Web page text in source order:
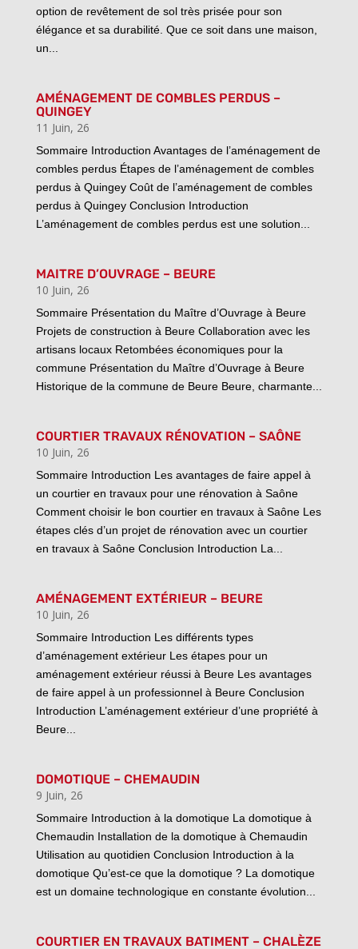
option de revêtement de sol très prisée pour son
élégance et sa durabilité. Que ce soit dans une maison,
un...
AMÉNAGEMENT DE COMBLES PERDUS –
QUINGEY
11 Juin, 26
Sommaire Introduction Avantages de l’aménagement de
combles perdus Étapes de l’aménagement de combles
perdus à Quingey Coût de l’aménagement de combles
perdus à Quingey Conclusion Introduction
L’aménagement de combles perdus est une solution...
MAITRE D’OUVRAGE – BEURE
10 Juin, 26
Sommaire Présentation du Maître d’Ouvrage à Beure
Projets de construction à Beure Collaboration avec les
artisans locaux Retombées économiques pour la
commune Présentation du Maître d’Ouvrage à Beure
Historique de la commune de Beure Beure, charmante...
COURTIER TRAVAUX RÉNOVATION – SAÔNE
10 Juin, 26
Sommaire Introduction Les avantages de faire appel à
un courtier en travaux pour une rénovation à Saône
Comment choisir le bon courtier en travaux à Saône Les
étapes clés d’un projet de rénovation avec un courtier
en travaux à Saône Conclusion Introduction La...
AMÉNAGEMENT EXTÉRIEUR – BEURE
10 Juin, 26
Sommaire Introduction Les différents types
d’aménagement extérieur Les étapes pour un
aménagement extérieur réussi à Beure Les avantages
de faire appel à un professionnel à Beure Conclusion
Introduction L’aménagement extérieur d’une propriété à
Beure...
DOMOTIQUE – CHEMAUDIN
9 Juin, 26
Sommaire Introduction à la domotique La domotique à
Chemaudin Installation de la domotique à Chemaudin
Utilisation au quotidien Conclusion Introduction à la
domotique Qu’est-ce que la domotique ? La domotique
est un domaine technologique en constante évolution...
COURTIER EN TRAVAUX BATIMENT – CHALÈZE